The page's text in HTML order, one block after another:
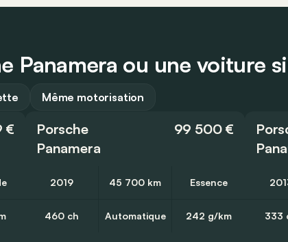
Panamera ou une voiture
Même motorisation
€
Porsche
Panamera
99 500 €
2019 45 700 km Essence
460 ch Automatique 242 g/km 333